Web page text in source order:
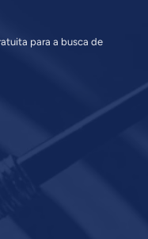
para a busca de